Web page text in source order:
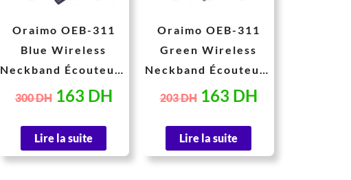
Oraimo OEB-311
Blue Wireless
Neckband Écouteurs
Bluetooth avec
Vibration d’Appel
300DH 163 DH
Lire la suite
Oraimo OEB-311
Green Wireless
Neckband Écouteurs
Bluetooth avec
Vibration d’Appel
203DH 163 DH
Lire la suite